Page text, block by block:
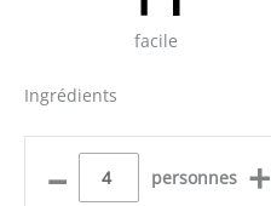
facile
Ingrédients
– personnes +